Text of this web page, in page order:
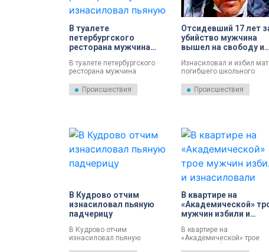
В туалете
петербургского
ресторана мужчина
летнюю девушку
В туалете петербургского
ресторана мужчина
летнюю девушку. Его
задержали.
Происшествия
Отсидевший 17 лет
убийство мужчина
вышел на свободу и
пенсионеркой
Изнасиловал и избил
погибшего школьного
семнадцать лет. За
убийство, которое
было двадцать.
Происшествия
В Кудрово отчим
изнасиловал пьяную
падчерицу
В Кудрово отчим
изнасиловал пьяную
В квартире на
«Академической»
мужчин избили и
мигрантку
В квартире на
«Академической» трое
мужчин избили и